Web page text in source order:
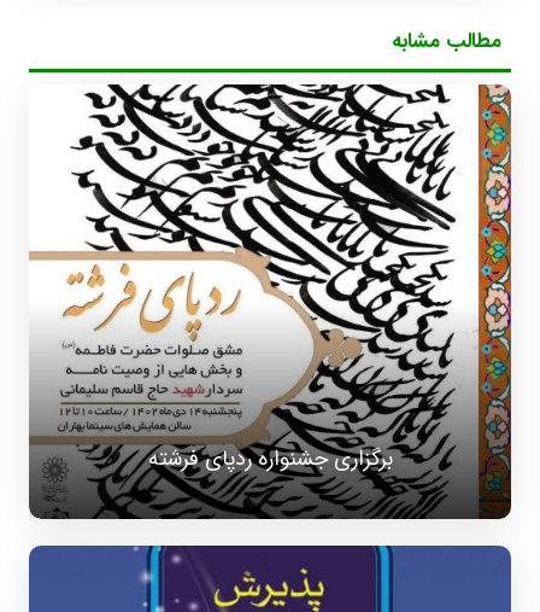
مطالب مشابه
برگزاری جشنواره ردپای فرشته